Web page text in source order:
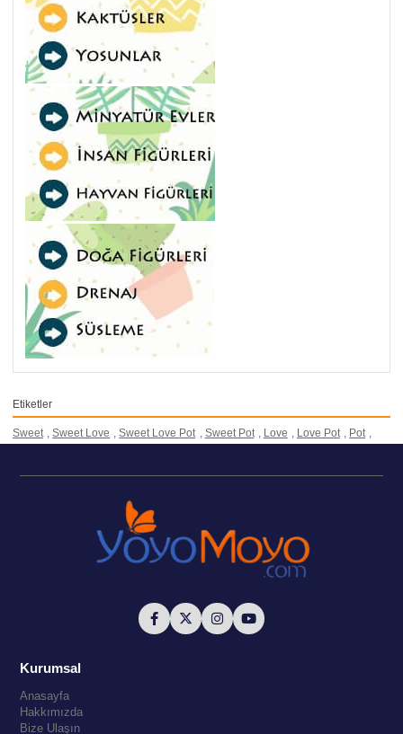
Etiketler
Sweet , Sweet Love , Sweet Love Pot , Sweet Pot , Love , Love Pot , Pot ,
Kurumsal
Anasayfa
Hakkımızda
Bize Ulaşın